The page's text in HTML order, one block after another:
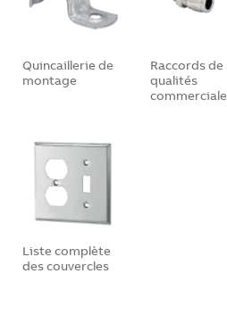
Quincaillerie de
montage
Raccords de
qualités
commerciale
Liste complète
des couvercles